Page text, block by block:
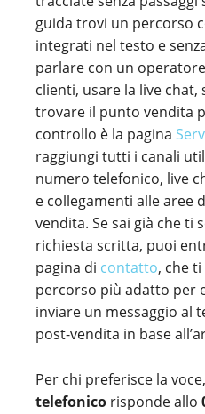
guida trovi un percorso
integrati nel testo e
parlare con un
clienti, usare la live
trovare il punto vendita
controllo è la pagina
raggiungi tutti i canali
numero telefonico, live
e collegamenti alle aree
vendita. Se sai già che ti
richiesta scritta, puoi
pagina di contatto, che
percorso più adatto per
inviare un messaggio al
post-vendita in base
Per chi preferisce la
telefonico risponde allo